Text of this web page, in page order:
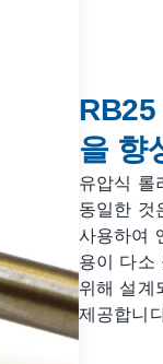
을 향
유압식 롤
동일한 것
사용하여
용이 다소
위해 설계
제공합니